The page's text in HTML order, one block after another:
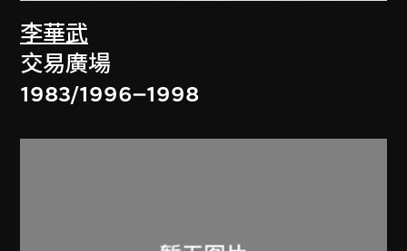
李華武
交易廣場
1983/1996–1998